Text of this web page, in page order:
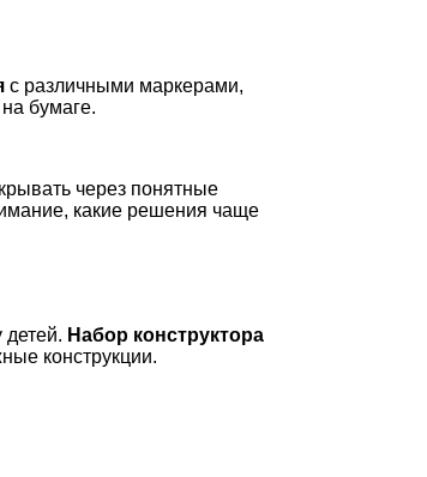
с различными маркерами,
бумаге.
через понятные
какие решения чаще
Набор конструктора
конструкции.